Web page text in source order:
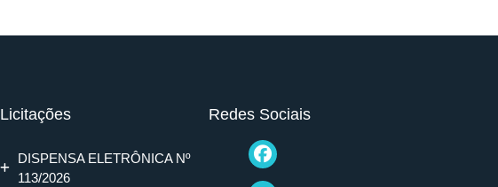
Licitações
DISPENSA ELETRÔNICA Nº
113/2026
Redes Sociais